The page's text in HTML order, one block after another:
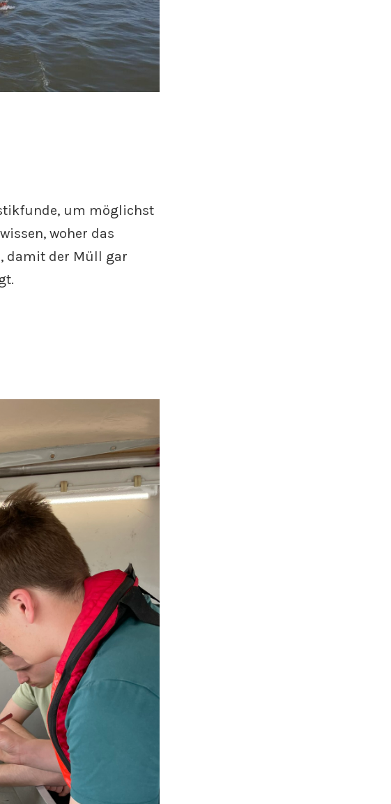
um möglichst
woher das
damit der Müll gar